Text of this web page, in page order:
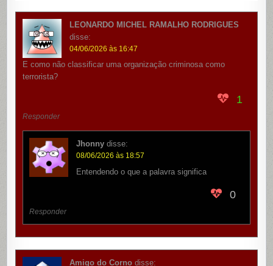
LEONARDO MICHEL RAMALHO RODRIGUES
disse:
04/06/2026 às 16:47
E como não classificar uma organização criminosa como
terrorista?
1
Responder
Jhonny disse:
08/06/2026 às 18:57
Entendendo o que a palavra significa
0
Responder
Amigo do Corno disse: